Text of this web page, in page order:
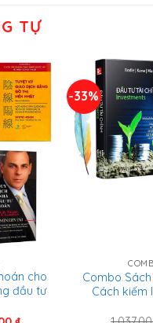
TỰ
cho
đầu tư
-33%
Combo
Cách kiếm